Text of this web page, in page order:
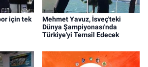
için tek
Mehmet Yavuz, İsveç'teki
Dünya Şampiyonası'nda
Türkiye'yi Temsil Edecek